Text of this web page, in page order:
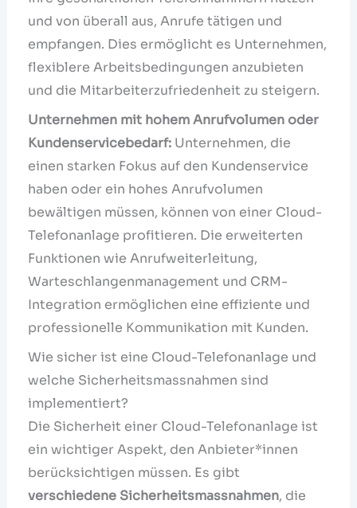
und von überall aus, Anrufe tätigen und
empfangen. Dies ermöglicht es Unternehmen,
flexiblere Arbeitsbedingungen anzubieten
und die Mitarbeiterzufriedenheit zu steigern.
Unternehmen mit hohem Anrufvolumen oder
Kundenservicebedarf:Unternehmen, die
einen starken Fokus auf den Kundenservice
haben oder ein hohes Anrufvolumen
bewältigen müssen, können von einer Cloud-
Telefonanlage profitieren. Die erweiterten
Funktionen wie Anrufweiterleitung,
Warteschlangenmanagement und CRM-
Integration ermöglichen eine effiziente und
professionelle Kommunikation mit Kunden.
Wie sicher ist eine Cloud-Telefonanlage und
welche Sicherheitsmassnahmen sind
implementiert?
Die Sicherheit einer Cloud-Telefonanlage ist
ein wichtiger Aspekt, den Anbieter*innen
berücksichtigen müssen. Es gibt
verschiedene Sicherheitsmassnahmen, die